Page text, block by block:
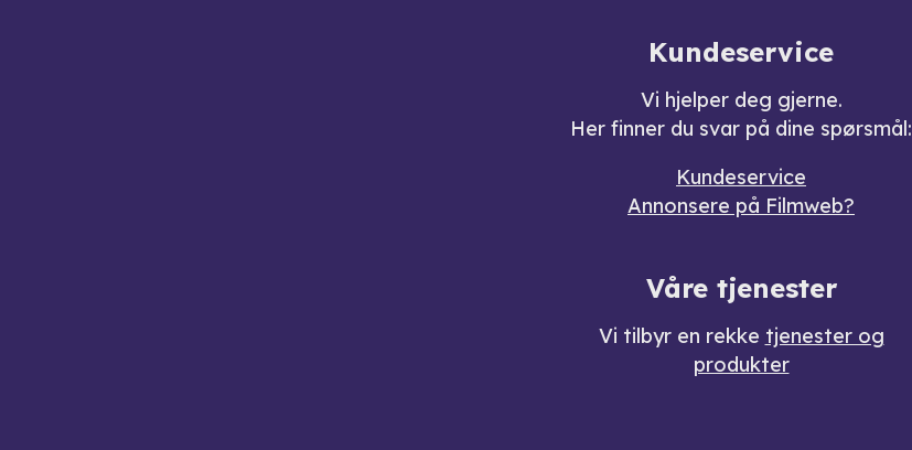
Kundeservice
Vi hjelper deg gjerne.
Her finner du svar på dine spørsmål:
Kundeservice
Annonsere på Filmweb?
Våre tjenester
Vi tilbyr en rekke tjenester og
produkter